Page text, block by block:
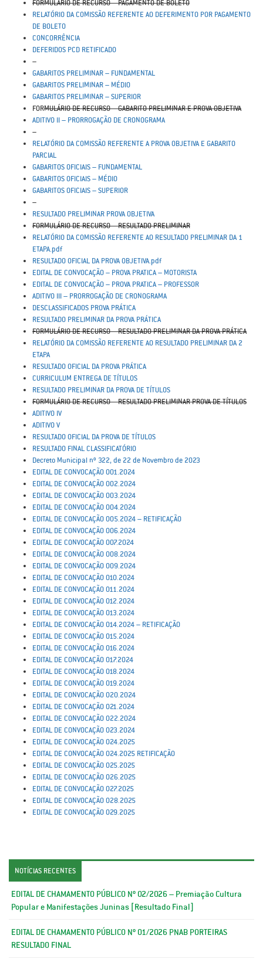
FORMULÁRIO DE RECURSO – PAGAMENTO DE BOLETO
RELATÓRIO DA COMISSÃO REFERENTE AO DEFERIMENTO POR PAGAMENTO
DE BOLETO
CONCORRÊNCIA
DEFERIDOS PCD RETIFICADO
–
GABARITOS PRELIMINAR – FUNDAMENTAL
GABARITOS PRELIMINAR – MÉDIO
GABARITOS PRELIMINAR – SUPERIOR
FORMULÁRIO DE RECURSO – GABARITO PRELIMINAR E PROVA OBJETIVA
ADITIVO II – PRORROGAÇÃO DE CRONOGRAMA
–
RELATÓRIO DA COMISSÃO REFERENTE A PROVA OBJETIVA E GABARITO
PARCIAL
GABARITOS OFICIAIS – FUNDAMENTAL
GABARITOS OFICIAIS – MÉDIO
GABARITOS OFICIAIS – SUPERIOR
–
RESULTADO PRELIMINAR PROVA OBJETIVA
FORMULÁRIO DE RECURSO – RESULTADO PRELIMINAR
RELATÓRIO DA COMISSÃO REFERENTE AO RESULTADO PRELIMINAR DA 1
ETAPA.pdf
RESULTADO OFICIAL DA PROVA OBJETIVA.pdf
EDITAL DE CONVOCAÇÃO – PROVA PRATICA – MOTORISTA
EDITAL DE CONVOCAÇÃO – PROVA PRATICA – PROFESSOR
ADITIVO III – PRORROGAÇÃO DE CRONOGRAMA
DESCLASSIFICADOS PROVA PRÁTICA
RESULTADO PRELIMINAR DA PROVA PRÁTICA
FORMULÁRIO DE RECURSO – RESULTADO PRELIMINAR DA PROVA PRÁTICA
RELATÓRIO DA COMISSÃO REFERENTE AO RESULTADO PRELIMINAR DA 2
ETAPA
RESULTADO OFICIAL DA PROVA PRÁTICA
CURRICULUM ENTREGA DE TÍTULOS
RESULTADO PRELIMINAR DA PROVA DE TÍTULOS
FORMULÁRIO DE RECURSO – RESULTADO PRELIMINAR PROVA DE TÍTULOS
ADITIVO IV
ADITIVO V
RESULTADO OFICIAL DA PROVA DE TÍTULOS
RESULTADO FINAL CLASSIFICATÓRIO
Decreto Municipal nº 322, de 22 de Novembro de 2023
EDITAL DE CONVOCAÇÃO 001.2024
EDITAL DE CONVOCAÇÃO 002.2024
EDITAL DE CONVOCAÇÃO 003.2024
EDITAL DE CONVOCAÇÃO 004.2024
EDITAL DE CONVOCAÇÃO 005.2024 – RETIFICAÇÃO
EDITAL DE CONVOCAÇÃO 006.2024
EDITAL DE CONVOCAÇÃO 007.2024
EDITAL DE CONVOCAÇÃO 008.2024
EDITAL DE CONVOCAÇÃO 009.2024
EDITAL DE CONVOCAÇÃO 010.2024
EDITAL DE CONVOCAÇÃO 011.2024
EDITAL DE CONVOCAÇÃO 012.2024
EDITAL DE CONVOCAÇÃO 013.2024
EDITAL DE CONVOCAÇÃO 014.2024 – RETIFICAÇÃO
EDITAL DE CONVOCAÇÃO 015.2024
EDITAL DE CONVOCAÇÃO 016.2024
EDITAL DE CONVOCAÇÃO 017.2024
EDITAL DE CONVOCAÇÃO 018.2024
EDITAL DE CONVOCAÇÃO 019.2024
EDITAL DE CONVOCAÇÃO 020.2024
EDITAL DE CONVOCAÇÃO 021.2024
EDITAL DE CONVOCAÇÃO 022.2024
EDITAL DE CONVOCAÇÃO 023.2024
EDITAL DE CONVOCAÇÃO 024.2025
EDITAL DE CONVOCAÇÃO 024.2025 RETIFICAÇÃO
EDITAL DE CONVOCAÇÃO 025.2025
EDITAL DE CONVOCAÇÃO 026.2025
EDITAL DE CONVOCAÇÃO 027.2025
EDITAL DE CONVOCAÇÃO 028.2025
EDITAL DE CONVOCAÇÃO 029.2025
NOTÍCIAS RECENTES
EDITAL DE CHAMAMENTO PÚBLICO Nº 02/2026 – Premiação Cultura
Popular e Manifestações Juninas [Resultado Final]
EDITAL DE CHAMAMENTO PÚBLICO Nº 01/2026 PNAB PORTEIRAS
RESULTADO FINAL